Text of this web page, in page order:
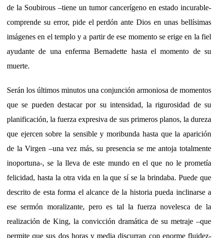
de la Soubirous –tiene un tumor cancerígeno en estado incurable-
comprende su error, pide el perdón ante Dios en unas bellísimas
imágenes en el templo y a partir de ese momento se erige en la fiel
ayudante de una enferma Bernadette hasta el momento de su
muerte.
Serán los últimos minutos una conjunción armoniosa de momentos
que se pueden destacar por su intensidad, la rigurosidad de su
planificación, la fuerza expresiva de sus primeros planos, la dureza
que ejercen sobre la sensible y moribunda hasta que la aparición
de la Virgen –una vez más, su presencia se me antoja totalmente
inoportuna-, se la lleva de este mundo en el que no le prometía
felicidad, hasta la otra vida en la que sí se la brindaba. Puede que
descrito de esta forma el alcance de la historia pueda inclinarse a
ese sermón moralizante, pero es tal la fuerza novelesca de la
realización de King, la convicción dramática de su metraje –que
permite que sus dos horas y media discurran con enorme fluidez-